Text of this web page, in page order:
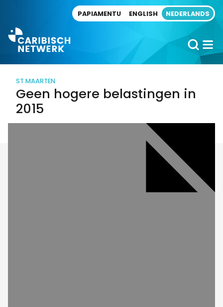
PAPIAMENTU ENGLISH NEDERLANDS
ST MAARTEN
Geen hogere belastingen in
2015